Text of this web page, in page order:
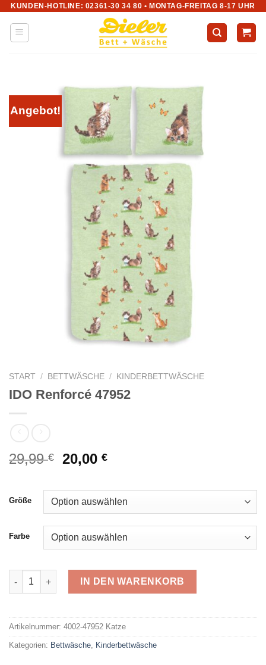
Zum
Inhalt
springen
KUNDEN-HOTLINE: 02361-30 34 80 • MONTAG-FREITAG 8-17 UHR
Angebot!
START / BETTWÄSCHE / KINDERBETTWÄSCHE
IDO Renforcé 47952
29,99€
Ursprünglicher
war:
29,99 €
20,00€Aktueller
ist:
20,00 €.
Größe
Farbe
IDO Renforcé 47952 Menge
IN DEN WARENKORB
Artikelnummer: 4002-47952 Katze
Kategorien: Bettwäsche, Kinderbettwäsche